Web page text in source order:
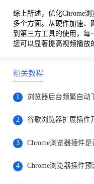
综上所述，优化Chrome
多个方面。从硬件加速、
到第三方工具的使用，每
您可以显著提高视频播放
相关教程
1
2 谷歌浏览器扩展插件
3
4